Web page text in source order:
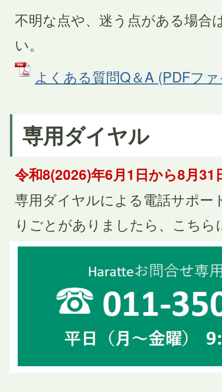
不明な点や、迷う点がある場合
い。
よくある質問Q＆A (PDFフ
専用ダイヤル
令和8(2026)年6月1日から8月31
専用ダイヤルによる電話サポー
りごとがありましたら、こち